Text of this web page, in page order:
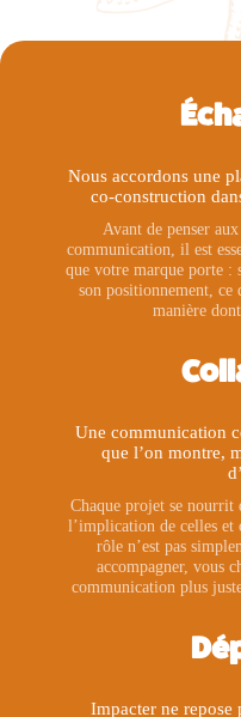
Nous accordons une
co-construction
Avant de penser
communication, il est
que votre marque porte :
son positionnement, ce
manière
Une communication
que l’on montre,
Chaque projet se nourrit
l’implication de celles
rôle n’est pas
accompagner, vous
communication plus
Impacter ne repose